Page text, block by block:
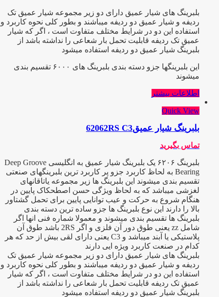
بلبرینگ های شیار عمیق دارای دو زیر مجموعه شیار عمیق تک
ردیفه و شیار عمیق دو ردیفه میباشند و بطور کلی نحوه کاربرد و
استفاده این دو در شرایط مختلف متفاوت است ، اگر که شیار
عمیق تک ردیفه قابلیت تحمل بار شعاعی را نداشته باشد از
بلبرینگ شیار عمیق دو ردیفه استفاده میشود
این بلبرینگها جزو دسته بندی بلبرینگ های ۶۰۰۰ تقسیم بندی
میشوند
اطلاعات بیشتر
Quick View
بلبرینگ شیار عمیق62062RS C3
تماس بگیرید
بلبرینگ ۶۲۰۶ یک بلبرینگ شیار عمیق به انگلیسی Deep Groove
Bearing به لحاظ کاربرد جزو پر کاربرد ترین بلبرینگهای صنعتی
تقسیم بندی میشوند این بلبرینگ ها زیر مجموعه یاتاقانهای
لغزشی میباشد که به لحاظ ویژگی حسن اصطحکاک پایین در
هنگام شروع به حرکت و عیب توانایی پایین برای تحمل گشتاور
بالا را دارند این نوع بلبرینگ ها جزو ساده ترین دسته بندی
بلبرینگ ها تقسیم بندی میشوند و معمولا شماره فنی انها اگر
شامل zz یعنی طوق دور آن فلزی و اگر 2RS باشد طوق آن
پلاستیکی یا آبند میباشد و C3 یعنی دارای لقی بیش از حد که هر
کدام در صنعت کاربرد ویژه ایی دارند
بلبرینگ های شیار عمیق دارای دو زیر مجموعه شیار عمیق تک
ردیفه و شیار عمیق دو ردیفه میباشند و بطور کلی نحوه کاربرد و
استفاده این دو در شرایط مختلف متفاوت است ، اگر که شیار
عمیق تک ردیفه قابلیت تحمل بار شعاعی را نداشته باشد از
بلبرینگ شیار عمیق دو ردیفه استفاده میشود